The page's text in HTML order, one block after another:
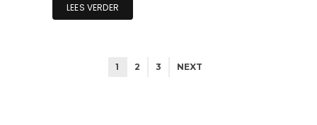
LEES VERDER
1 2 3 NEXT